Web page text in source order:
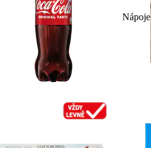
Nápoje